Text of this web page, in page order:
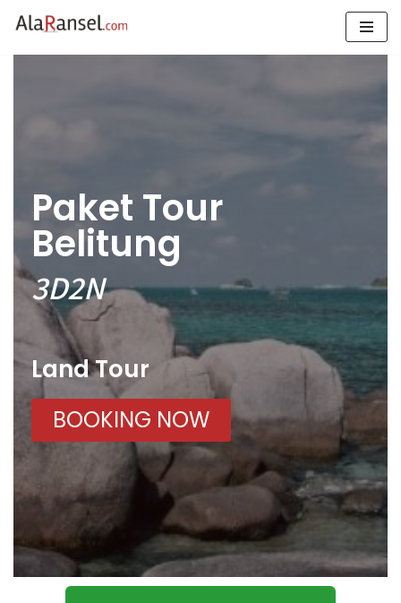
Paket Tour
Belitung
3D2N
Land Tour
BOOKING NOW